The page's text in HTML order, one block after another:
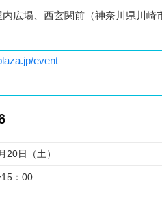
広場、西玄関前（神奈川県川崎
event
20日（土）
：00